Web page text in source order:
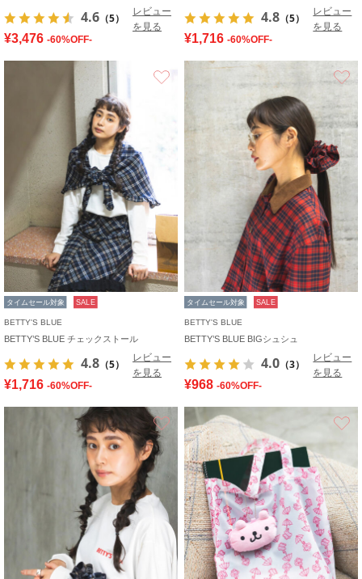
4.6 （5）
レビュー
を見る
¥3,476 -60%OFF-
4.8 （5）
レビュー
を見る
¥1,716 -60%OFF-
お気に入り
タイムセール対象 SALE
BETTY'S BLUE
BETTY’S BLUE チェックストール
4.8 （5）
レビュー
を見る
¥1,716 -60%OFF-
タイムセール対象 SALE
BETTY'S BLUE
BETTY’S BLUE BIGシュシュ
4.0 （3）
レビュー
を見る
¥968 -60%OFF-
お気に入り